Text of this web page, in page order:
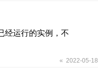
经运行的实例，不
« 2022-05-18